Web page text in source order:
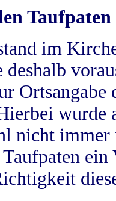
Taufpaten
im
wurde
nicht